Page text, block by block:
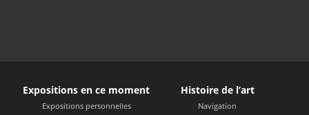
Expositions en ce moment
Expositions personnelles
Histoire de l’art
Navigation